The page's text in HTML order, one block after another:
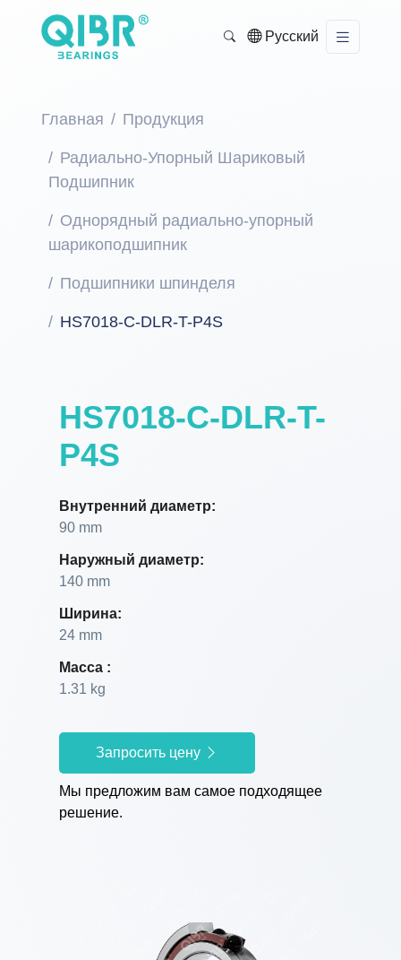
Русский
Главная Продукция
Радиально-Упорный Шариковый
Подшипник
Однорядный радиально-упорный
шарикоподшипник
Подшипники шпинделя
HS7018-C-DLR-T-P4S
HS7018-C-DLR-T-
P4S
Внутренний диаметр:
90 mm
Наружный диаметр:
140 mm
Ширина:
24 mm
Масса :
1.31 kg
Запросить цену
Мы предложим вам самое подходящее
решение.